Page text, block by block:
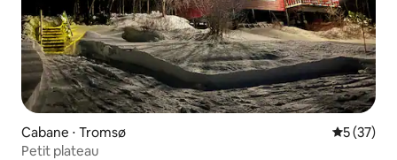
Cabane ⋅ Tromsø
5 (37)
Petit plateau